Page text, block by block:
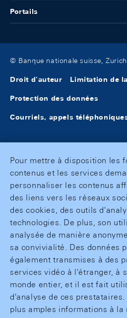
Portails
© Banque nationale suisse,
Droit d'auteur Limitation de
Protection des données
Courriels, appels
Pour mettre à disposition les
contenus et les services
personnaliser les contenus
des liens vers les réseaux
des cookies, des outils
technologies. De plus, son
analysée de manière
sa convivialité. Des données
également transmises à des
services vidéo à l'étranger, à
monde entier, et il est fait
d'analyse de ces prestataires.
plus amples informations à la